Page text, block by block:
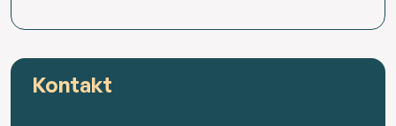
Kontakt